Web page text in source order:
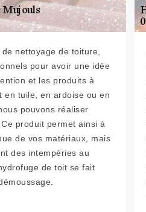
nettoyage de toiture,
pour avoir une idée
et les produits à
en tuile, en ardoise ou en
pouvons réaliser
produit permet ainsi à
de vos matériaux, mais
des intempéries au
de toit se fait